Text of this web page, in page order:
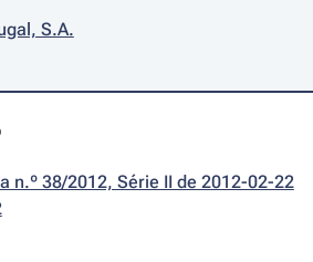
S.A.
n.º 38/2012, Série II de 2012-02-22